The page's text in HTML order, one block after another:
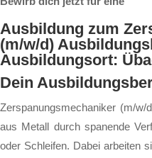
Ausbildung zum
(m/w/d)
Ausbildungsort:
Dein
Zer­spa­nungs­me­cha­ni­ker (m/w/
aus Me­tall durch spa­nen­de
oder Schlei­fen. Da­bei ar­bei­ten